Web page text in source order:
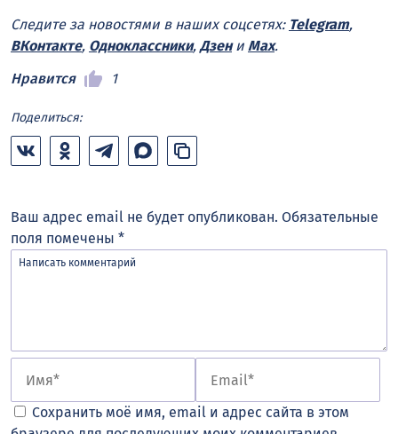
Следите за новостями в наших соцсетях: Telegram,
ВКонтакте, Одноклассники, Дзени Max.
Нравится
1
Поделиться:
Ваш адрес email не будет опубликован. Обязательные
поля помечены *
Сохранить моё имя, email и адрес сайта в этом